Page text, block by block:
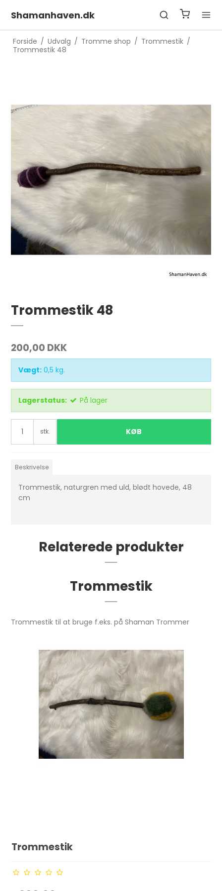
Shamanhaven.dk
Forside / Udvalg / Tromme shop / Trommestik /
Trommestik 48
Trommestik 48
200,00 DKK
Vægt: 0,5 kg.
Lagerstatus: På lager
stk. KØB
Beskrivelse
Trommestik, naturgren med uld, blødt hovede, 48
cm
Relaterede produkter
Trommestik
Trommestik til at bruge f.eks. på Shaman Trommer
Trommestik